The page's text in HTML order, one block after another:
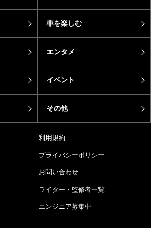
車を楽しむ
エンタメ
イベント
その他
利用規約
プライバシーポリシー
お問い合わせ
ライター・監修者一覧
エンジニア募集中